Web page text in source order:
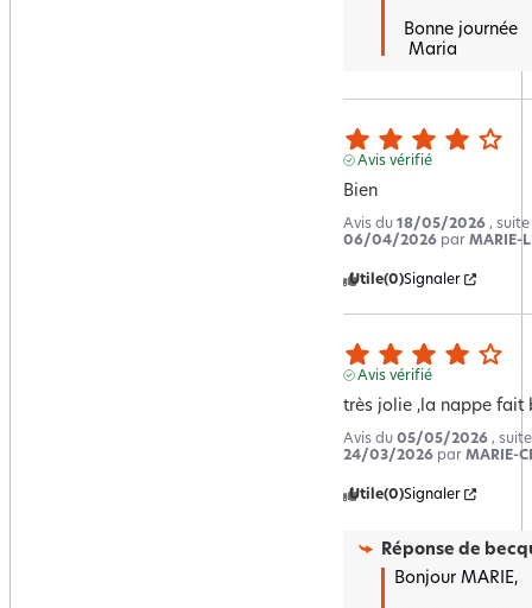
   Maria
Avis vérifié
Bien
Avis du 18/05/2026 ,
06/04/2026 par MARIE-
Utile(0)Signaler
Avis vérifié
très jolie ,la nappe fait
Avis du 05/05/2026 ,
24/03/2026 par MARIE-
Utile(0)Signaler
Réponse de
Bonjour MARIE,